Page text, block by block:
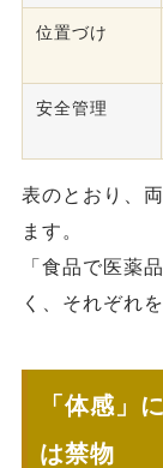
位置づけ
安全管理
表のとおり、
ます。
「食品で医薬
く、それぞれ
「体感」
は禁物